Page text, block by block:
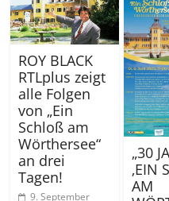
ROY BLACK
RTLplus zeigt
alle Folgen
von „Ein
Schloß am
Wörthersee“
an drei
Tagen!
9. September
„30
‚EIN
AM